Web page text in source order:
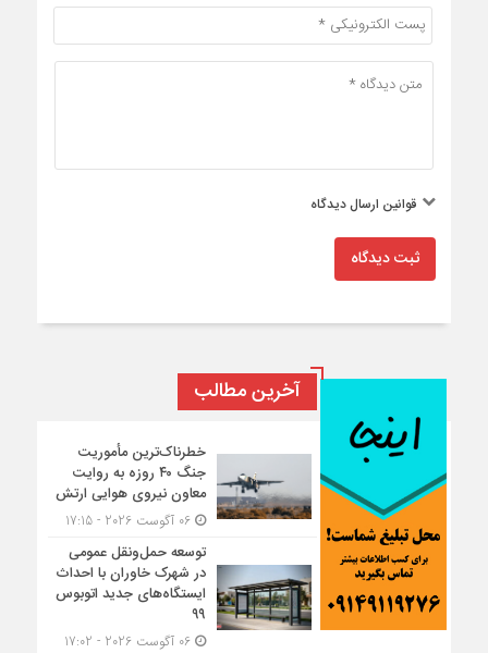
قوانین ارسال دیدگاه
ثبت دیدگاه
آخرین مطالب
خطرناک‌ترین مأموریت
جنگ ۴۰ روزه به روایت
معاون نیروی هوایی ارتش
06 آگوست 2026 - 17:15
توسعه حمل‌ونقل عمومی
در شهرک خاوران با احداث
ایستگاه‌های جدید اتوبوس
۹۹
06 آگوست 2026 - 17:02